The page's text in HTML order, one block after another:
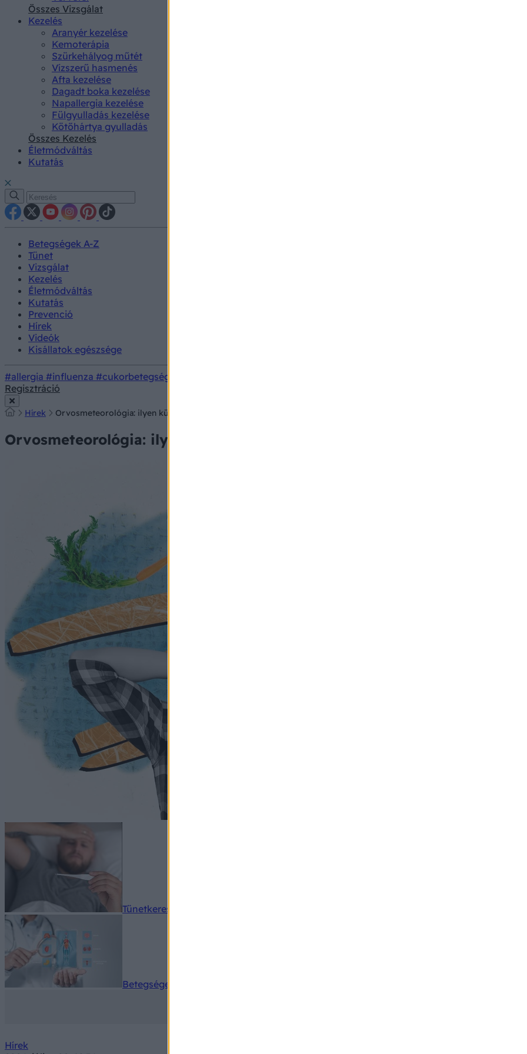
Összes Vizsgálat
Kezelés
Aranyér kezelése
Kemoterápia
Szürkehályog műtét
Vízszerű hasmenés
Afta kezelése
Dagadt boka kezelése
Napallergia kezelése
Fülgyulladás kezelése
Kötőhártya gyulladás
Összes Kezelés
Életmódváltás
Kutatás
Betegségek A-Z
Tünet
Vizsgálat
Kezelés
Életmódváltás
Kutatás
Prevenció
Hírek
Videók
Kisállatok egészsége
#allergia #influenza #cukorbetegség
Regisztráció
Hírek Orvosmeteorológia: ilyen különleges helyzet adódik szerdán
Orvosmeteorológia: ilyen különleges helyzet adódik szerdán
Tünetkereső
Betegségek A-Z
Hírek